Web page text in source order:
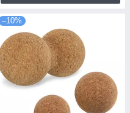
–10%